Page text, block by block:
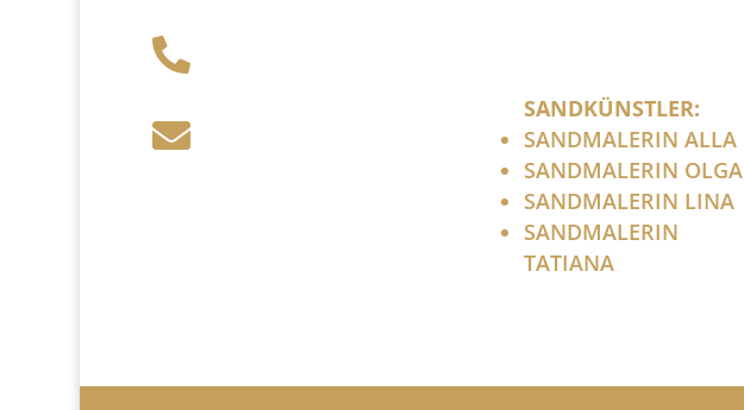


SANDKÜNSTLER:
SANDMALERIN ALLA
SANDMALERIN OLGA
SANDMALERIN LINA
SANDMALERIN
TATIANA